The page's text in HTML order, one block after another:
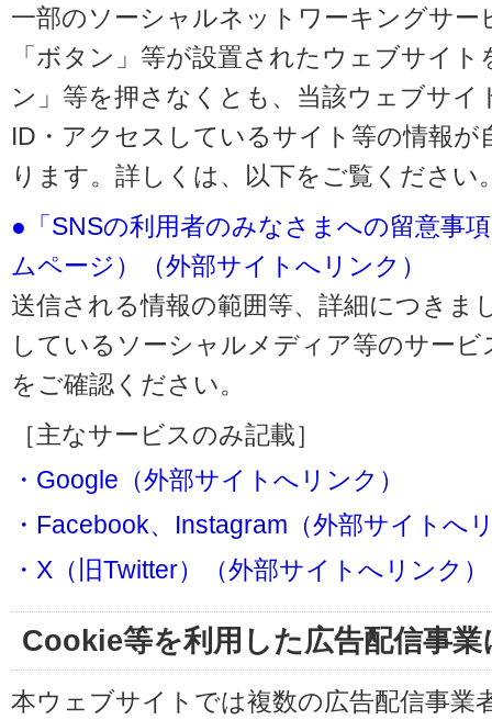
一部のソーシャルネットワーキングサー
「ボタン」等が設置されたウェブサイ
ン」等を押さなくとも、当該ウェブサイ
ID・アクセスしているサイト等の情報
ります。詳しくは、以下をご覧ください
●「SNSの利用者のみなさまへの留意事
ムページ）（外部サイトへリンク）
送信される情報の範囲等、詳細につきま
しているソーシャルメディア等のサー
をご確認ください。
［主なサービスのみ記載］
・Google（外部サイトへリンク）
・Facebook、Instagram（外部サイトへ
・X（旧Twitter）（外部サイトへリンク）
Cookie等を利用した広告配信事
本ウェブサイトでは複数の広告配信事業